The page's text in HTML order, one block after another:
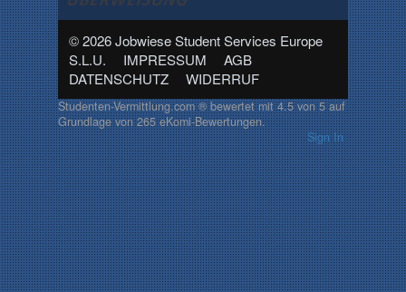
© 2026 Jobwiese Student Services Europe
S.L.U.
IMPRESSUM
AGB
DATENSCHUTZ
WIDERRUF
Studenten-Vermittlung.com ®bewertet mit4.5von5auf
Grundlage von265eKomi-Bewertungen.
Sign In